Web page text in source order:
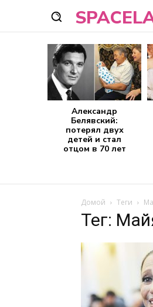
Александр
Белявский:
потерял двух
детей и стал
отцом в 70 лет
Домой Теги
Тег: